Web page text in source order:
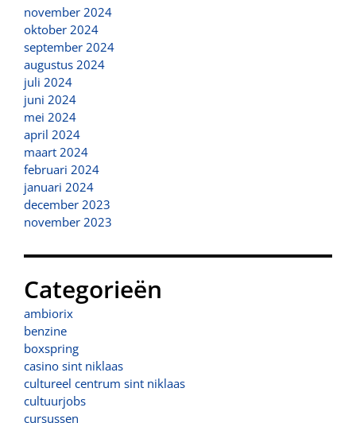
november 2024
oktober 2024
september 2024
augustus 2024
juli 2024
juni 2024
mei 2024
april 2024
maart 2024
februari 2024
januari 2024
december 2023
november 2023
Categorieën
ambiorix
benzine
boxspring
casino sint niklaas
cultureel centrum sint niklaas
cultuurjobs
cursussen